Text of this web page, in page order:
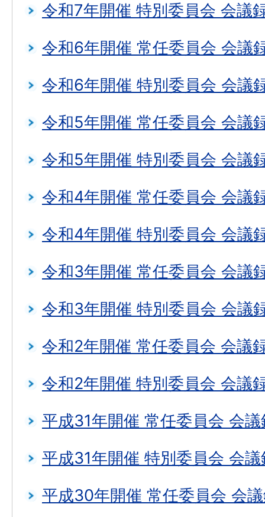
令和7年開催 特別委員会 会議
令和6年開催 常任委員会 会議
令和6年開催 特別委員会 会議
令和5年開催 常任委員会 会議
令和5年開催 特別委員会 会議
令和4年開催 常任委員会 会議
令和4年開催 特別委員会 会議
令和3年開催 常任委員会 会議
令和3年開催 特別委員会 会議
令和2年開催 常任委員会 会議
令和2年開催 特別委員会 会議
平成31年開催 常任委員会 会議
平成31年開催 特別委員会 会議
平成30年開催 常任委員会 会